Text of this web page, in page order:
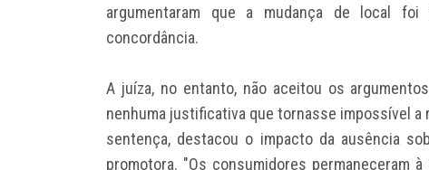
argumentaram que a mudança de local
concordância.
A juíza, no entanto, não aceitou os
nenhuma justificativa que tornasse impossível a
sentença, destacou o impacto da ausência
promotora. "Os consumidores permaneceram